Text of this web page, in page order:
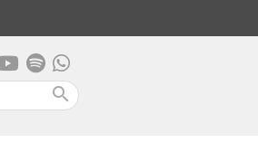
search